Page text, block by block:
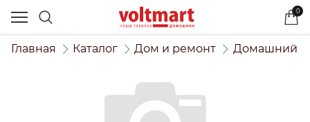
0
Главная Каталог Дом и ремонт Домашний